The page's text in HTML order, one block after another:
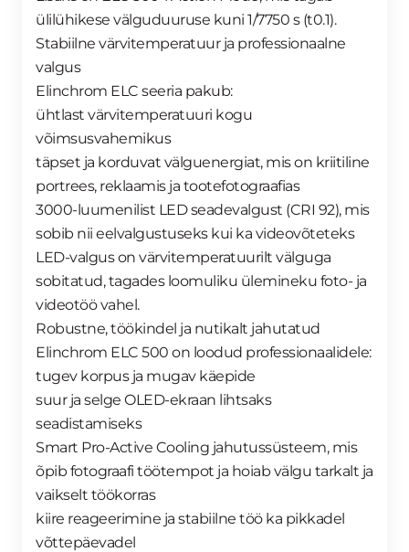
ülilühikese välguduuruse kuni 1/7750 s (t0.1).
Stabiilne värvitemperatuur ja professionaalne
valgus
Elinchrom ELC seeria pakub:
ühtlast värvitemperatuuri kogu
võimsusvahemikus
täpset ja korduvat välguenergiat, mis on kriitiline
portrees, reklaamis ja tootefotograafias
3000-luumenilist LED seadevalgust (CRI 92), mis
sobib nii eelvalgustuseks kui ka videovõteteks
LED-valgus on värvitemperatuurilt välguga
sobitatud, tagades loomuliku ülemineku foto- ja
videotöö vahel.
Robustne, töökindel ja nutikalt jahutatud
Elinchrom ELC 500 on loodud professionaalidele:
tugev korpus ja mugav käepide
suur ja selge OLED-ekraan lihtsaks
seadistamiseks
Smart Pro-Active Cooling jahutussüsteem, mis
õpib fotograafi töötempot ja hoiab välgu tarkalt ja
vaikselt töökorras
kiire reageerimine ja stabiilne töö ka pikkadel
võttepäevadel